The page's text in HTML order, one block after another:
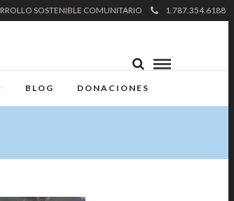
SOSTENIBLE COMUNITARIO 1.787.354.6188
BLOG DONACIONES